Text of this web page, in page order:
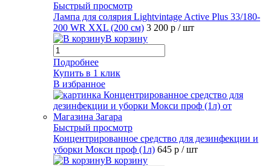
Быстрый просмотр
Лампа для солярия Lightvintage Active Plus 33/180-
200 WR XXL (200 см) 3 200 р / шт
В корзину
Подробнее
Купить в 1 клик
В избранное
Быстрый просмотр
Концентрированное средство для дезинфекции и
уборки Мокси проф (1л) 645 р / шт
В корзину